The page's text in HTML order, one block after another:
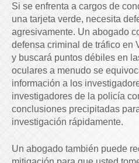
Si se enfrenta a cargos de
una tarjeta verde, necesita
agresivamente. Un abogado
defensa criminal de tráfico en
y buscará puntos débiles en
oculares a menudo se
información a los
investigadores de la policía
conclusiones precipitadas
investigación rápidamente.
Un abogado también puede